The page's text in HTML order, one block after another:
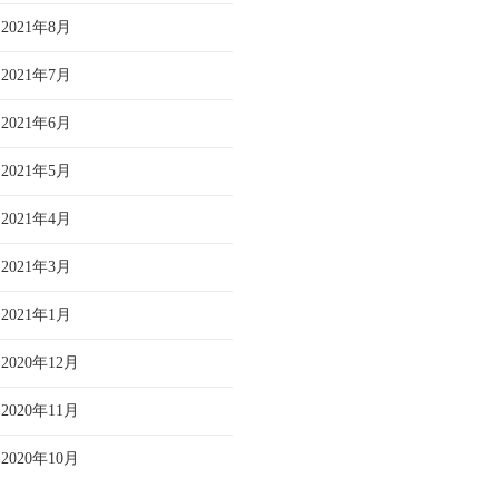
2021年8月
2021年7月
2021年6月
2021年5月
2021年4月
2021年3月
2021年1月
2020年12月
2020年11月
2020年10月